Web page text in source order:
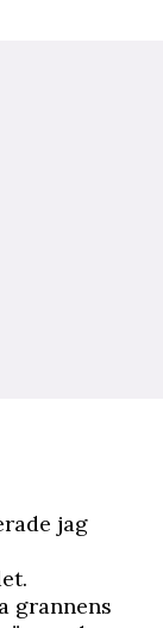
jag
grannens